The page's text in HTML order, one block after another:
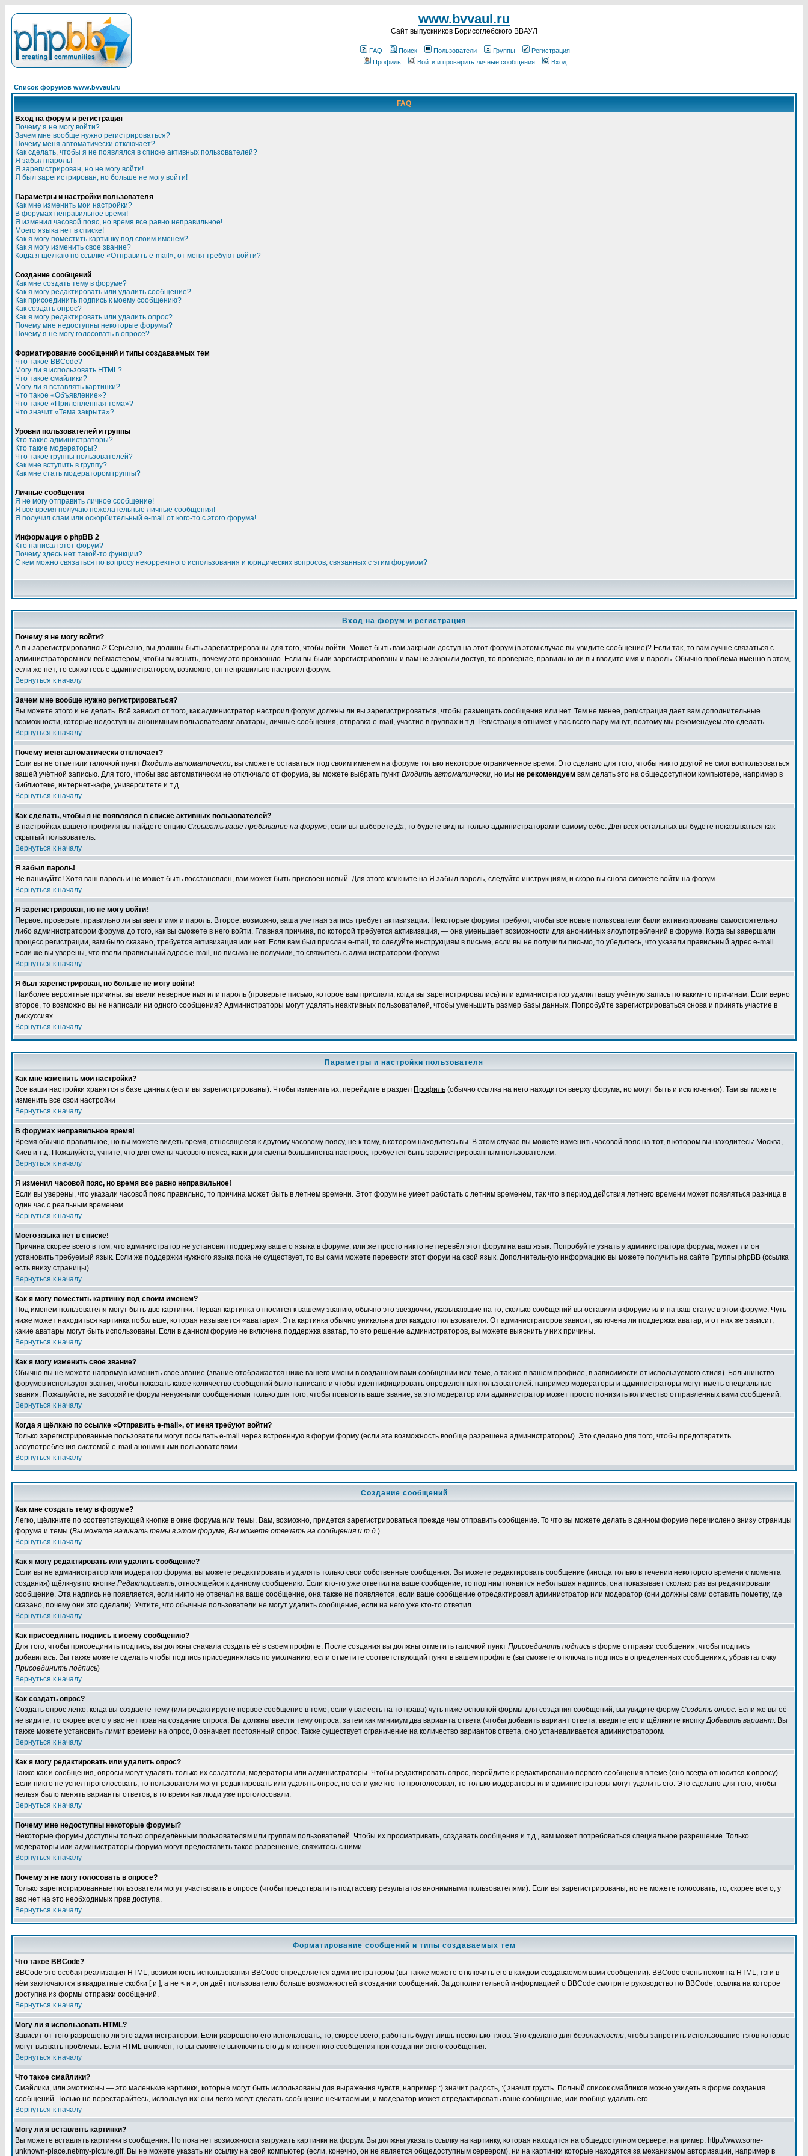
www.bvvaul.ru
Cайт выпускников Борисоглебского ВВАУЛ
FAQ Поиск Пользователи Группы
Регистрация
Профиль
Войти и проверить личные сообщения Вход
Список форумов www.bvvaul.ru
FAQ
Вход на форум и регистрация
Почему я не могу войти?
Зачем мне вообще нужно регистрироваться?
Почему меня автоматически отключает?
Как сделать, чтобы я не появлялся в списке активных пользователей?
Я забыл пароль!
Я зарегистрирован, но не могу войти!
Я был зарегистрирован, но больше не могу войти!
Параметры и настройки пользователя
Как мне изменить мои настройки?
В форумах неправильное время!
Я изменил часовой пояс, но время все равно неправильное!
Моего языка нет в списке!
Как я могу поместить картинку под своим именем?
Как я могу изменить свое звание?
Когда я щёлкаю по ссылке «Отправить e-mail», от меня требуют войти?
Создание сообщений
Как мне создать тему в форуме?
Как я могу редактировать или удалить сообщение?
Как присоединить подпись к моему сообщению?
Как создать опрос?
Как я могу редактировать или удалить опрос?
Почему мне недоступны некоторые форумы?
Почему я не могу голосовать в опросе?
Форматирование сообщений и типы создаваемых тем
Что такое BBCode?
Могу ли я использовать HTML?
Что такое смайлики?
Могу ли я вставлять картинки?
Что такое «Объявление»?
Что такое «Прилепленная тема»?
Что значит «Тема закрыта»?
Уровни пользователей и группы
Кто такие администраторы?
Кто такие модераторы?
Что такое группы пользователей?
Как мне вступить в группу?
Как мне стать модератором группы?
Личные сообщения
Я не могу отправить личное сообщение!
Я всё время получаю нежелательные личные сообщения!
Я получил спам или оскорбительный e-mail от кого-то с этого форума!
Информация о phpBB 2
Кто написал этот форум?
Почему здесь нет такой-то функции?
С кем можно связаться по вопросу некорректного использования и юридических вопросов, связанных с этим форумом?
Вход на форум и регистрация
Почему я не могу войти?
А вы зарегистрировались? Серьёзно, вы должны быть зарегистрированы для того, чтобы войти. Может быть вам закрыли доступ на этот форум (в этом случае вы увидите сообщение)? Если так, то вам лучше связаться с
администратором или вебмастером, чтобы выяснить, почему это произошло. Если вы были зарегистрированы и вам не закрыли доступ, то проверьте, правильно ли вы вводите имя и пароль. Обычно проблема именно в этом,
если же нет, то свяжитесь с администратором, возможно, он неправильно настроил форум.
Вернуться к началу
Зачем мне вообще нужно регистрироваться?
Вы можете этого и не делать. Всё зависит от того, как администратор настроил форум: должны ли вы зарегистрироваться, чтобы размещать сообщения или нет. Тем не менее, регистрация дает вам дополнительные
возможности, которые недоступны анонимным пользователям: аватары, личные сообщения, отправка e-mail, участие в группах и т.д. Регистрация отнимет у вас всего пару минут, поэтому мы рекомендуем это сделать.
Вернуться к началу
Почему меня автоматически отключает?
Если вы не отметили галочкой пункт Входить автоматически, вы сможете оставаться под своим именем на форуме только некоторое ограниченное время. Это сделано для того, чтобы никто другой не смог воспользоваться
вашей учётной записью. Для того, чтобы вас автоматически не отключало от форума, вы можете выбрать пункт Входить автоматически, но мы не рекомендуем вам делать это на общедоступном компьютере, например в
библиотеке, интернет-кафе, университете и т.д.
Вернуться к началу
Как сделать, чтобы я не появлялся в списке активных пользователей?
В настройках вашего профиля вы найдете опцию Скрывать ваше пребывание на форуме, если вы выберетеДа, то будете видны только администраторам и самому себе. Для всех остальных вы будете показываться как
скрытый пользователь.
Вернуться к началу
Я забыл пароль!
Не паникуйте! Хотя ваш пароль и не может быть восстановлен, вам может быть присвоен новый. Для этого кликните на Я забыл пароль, следуйте инструкциям, и скоро вы снова сможете войти на форум
Вернуться к началу
Я зарегистрирован, но не могу войти!
Первое: проверьте, правильно ли вы ввели имя и пароль. Второе: возможно, ваша учетная запись требует активизации. Некоторые форумы требуют, чтобы все новые пользователи были активизированы самостоятельно
либо администратором форума до того, как вы сможете в него войти. Главная причина, по которой требуется активизация, — она уменьшает возможности для анонимных злоупотреблений в форуме. Когда вы завершали
процесс регистрации, вам было сказано, требуется активизация или нет. Если вам был прислан e-mail, то следуйте инструкциям в письме, если вы не получили письмо, то убедитесь, что указали правильный адрес e-mail.
Если же вы уверены, что ввели правильный адрес e-mail, но письма не получили, то свяжитесь с администратором форума.
Вернуться к началу
Я был зарегистрирован, но больше не могу войти!
Наиболее вероятные причины: вы ввели неверное имя или пароль (проверьте письмо, которое вам прислали, когда вы зарегистрировались) или администратор удалил вашу учётную запись по каким-то причинам. Если верно
второе, то возможно вы не написали ни одного сообщения? Администраторы могут удалять неактивных пользователей, чтобы уменьшить размер базы данных. Попробуйте зарегистрироваться снова и принять участие в
дискуссиях.
Вернуться к началу
Параметры и настройки пользователя
Как мне изменить мои настройки?
Все ваши настройки хранятся в базе данных (если вы зарегистрированы). Чтобы изменить их, перейдите в раздел Профиль (обычно ссылка на него находится вверху форума, но могут быть и исключения). Там вы можете
изменить все свои настройки
Вернуться к началу
В форумах неправильное время!
Время обычно правильное, но вы можете видеть время, относящееся к другому часовому поясу, не к тому, в котором находитесь вы. В этом случае вы можете изменить часовой пояс на тот, в котором вы находитесь: Москва,
Киев и т.д. Пожалуйста, учтите, что для смены часового пояса, как и для смены большинства настроек, требуется быть зарегистрированным пользователем.
Вернуться к началу
Я изменил часовой пояс, но время все равно неправильное!
Если вы уверены, что указали часовой пояс правильно, то причина может быть в летнем времени. Этот форум не умеет работать с летним временем, так что в период действия летнего времени может появляться разница в
один час с реальным временем.
Вернуться к началу
Моего языка нет в списке!
Причина скорее всего в том, что администратор не установил поддержку вашего языка в форуме, или же просто никто не перевёл этот форум на ваш язык. Попробуйте узнать у администратора форума, может ли он
установить требуемый язык. Если же поддержки нужного языка пока не существует, то вы сами можете перевести этот форум на свой язык. Дополнительную информацию вы можете получить на сайте Группы phpBB (ссылка
есть внизу страницы)
Вернуться к началу
Как я могу поместить картинку под своим именем?
Под именем пользователя могут быть две картинки. Первая картинка относится к вашему званию, обычно это звёздочки, указывающие на то, сколько сообщений вы оставили в форуме или на ваш статус в этом форуме. Чуть
ниже может находиться картинка побольше, которая называется «аватара». Эта картинка обычно уникальна для каждого пользователя. От администраторов зависит, включена ли поддержка аватар, и от них же зависит,
какие аватары могут быть использованы. Если в данном форуме не включена поддержка аватар, то это решение администраторов, вы можете выяснить у них причины.
Вернуться к началу
Как я могу изменить свое звание?
Обычно вы не можете напрямую изменить свое звание (звание отображается ниже вашего имени в созданном вами сообщении или теме, а так же в вашем профиле, в зависимости от используемого стиля). Большинство
форумов используют звания, чтобы показать какое количество сообщений было написано и чтобы идентифицировать определенных пользователей: например модераторы и администраторы могут иметь специальные
звания. Пожалуйста, не засоряйте форум ненужными сообщениями только для того, чтобы повысить ваше звание, за это модератор или администратор может просто понизить количество отправленных вами сообщений.
Вернуться к началу
Когда я щёлкаю по ссылке «Отправить e-mail», от меня требуют войти?
Только зарегистрированные пользователи могут посылать e-mail через встроенную в форум форму (если эта возможность вообще разрешена администратором). Это сделано для того, чтобы предотвратить
злоупотребления системой e-mail анонимными пользователями.
Вернуться к началу
Создание сообщений
Как мне создать тему в форуме?
Легко, щёлкните по соответствующей кнопке в окне форума или темы. Вам, возможно, придется зарегистрироваться прежде чем отправить сообщение. То что вы можете делать в данном форуме перечислено внизу страницы
форума и темы (Вы можете начинать темы в этом форуме, Вы можете отвечать на сообщения и т.д.)
Вернуться к началу
Как я могу редактировать или удалить сообщение?
Если вы не администратор или модератор форума, вы можете редактировать и удалять только свои собственные сообщения. Вы можете редактировать сообщение (иногда только в течении некоторого времени с момента
создания) щёлкнув по кнопке Редактировать, относящейся к данному сообщению. Если кто-то уже ответил на ваше сообщение, то под ним появится небольшая надпись, она показывает сколько раз вы редактировали
сообщение. Эта надпись не появляется, если никто не отвечал на ваше сообщение, она также не появляется, если ваше сообщение отредактировал администратор или модератор (они должны сами оставить пометку, где
сказано, почему они это сделали). Учтите, что обычные пользователи не могут удалить сообщение, если на него уже кто-то ответил.
Вернуться к началу
Как присоединить подпись к моему сообщению?
Для того, чтобы присоединить подпись, вы должны сначала создать её в своем профиле. После создания вы должны отметить галочкой пункт Присоединить подпись в форме отправки сообщения, чтобы подпись
добавилась. Вы также можете сделать чтобы подпись присоединялась по умолчанию, если отметите соответствующий пункт в вашем профиле (вы сможете отключать подпись в определенных сообщениях, убрав галочку
Присоединить подпись)
Вернуться к началу
Как создать опрос?
Создать опрос легко: когда вы создаёте тему (или редактируете первое сообщение в теме, если у вас есть на то права) чуть ниже основной формы для создания сообщений, вы увидите форму Создать опрос. Если же вы её
не видите, то скорее всего у вас нет прав на создание опроса. Вы должны ввести тему опроса, затем как минимум два варианта ответа (чтобы добавить вариант ответа, введите его и щёлкните кнопкуДобавить вариант. Вы
также можете установить лимит времени на опрос, 0 означает постоянный опрос. Также существует ограничение на количество вариантов ответа, оно устанавливается администратором.
Вернуться к началу
Как я могу редактировать или удалить опрос?
Также как и сообщения, опросы могут удалять только их создатели, модераторы или администраторы. Чтобы редактировать опрос, перейдите к редактированию первого сообщения в теме (оно всегда относится к опросу).
Если никто не успел проголосовать, то пользователи могут редактировать или удалять опрос, но если уже кто-то проголосовал, то только модераторы или администраторы могут удалить его. Это сделано для того, чтобы
нельзя было менять варианты ответов, в то время как люди уже проголосовали.
Вернуться к началу
Почему мне недоступны некоторые форумы?
Некоторые форумы доступны только определённым пользователям или группам пользователей. Чтобы их просматривать, создавать сообщения и т.д., вам может потребоваться специальное разрешение. Только
модераторы или администраторы форума могут предоставить такое разрешение, свяжитесь с ними.
Вернуться к началу
Почему я не могу голосовать в опросе?
Только зарегистрированные пользователи могут участвовать в опросе (чтобы предотвратить подтасовку результатов анонимными пользователями). Если вы зарегистрированы, но не можете голосовать, то, скорее всего, у
вас нет на это необходимых прав доступа.
Вернуться к началу
Форматирование сообщений и типы создаваемых тем
Что такое BBCode?
BBCode это особая реализация HTML, возможность использования BBCode определяется администратором (вы также можете отключить его в каждом создаваемом вами сообщении). BBCode очень похож на HTML, тэги в
нём заключаются в квадратные скобки [ и ], а не < и >, он даёт пользователю больше возможностей в создании сообщений. За дополнительной информацией о BBCode смотрите руководство по BBCode, ссылка на которое
доступна из формы отправки сообщений.
Вернуться к началу
Могу ли я использовать HTML?
Зависит от того разрешено ли это администратором. Если разрешено его использовать, то, скорее всего, работать будут лишь несколько тэгов. Это сделано для безопасности, чтобы запретить использование тэгов которые
могут вызвать проблемы. Если HTML включён, то вы сможете выключить его для конкретного сообщения при создании этого сообщения.
Вернуться к началу
Что такое смайлики?
Смайлики, или эмотиконы — это маленькие картинки, которые могут быть использованы для выражения чувств, например :) значит радость, :( значит грусть. Полный список смайликов можно увидеть в форме создания
сообщений. Только не перестарайтесь, используя их: они легко могут сделать сообщение нечитаемым, и модератор может отредактировать ваше сообщение, или вообще удалить его.
Вернуться к началу
Могу ли я вставлять картинки?
Вы можете вставлять картинки в сообщения. Но пока нет возможности загружать картинки на форум. Вы должны указать ссылку на картинку, которая находится на общедоступном сервере, например: http://www.some-
unknown-place.net/my-picture.gif. Вы не можете указать ни ссылку на свой компьютер (если, конечно, он не является общедоступным сервером), ни на картинки которые находятся за механизмом авторизации, например в